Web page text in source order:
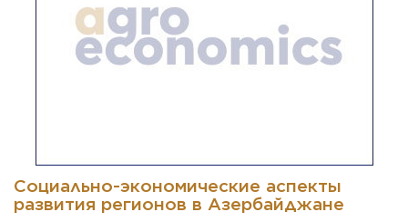
Социально-экономические аспекты
развития регионов в Азербайджане